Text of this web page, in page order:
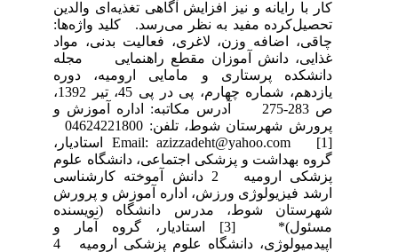
کار با رایانه و نیز افزایش آگاهی تغذیه‌ای والدین
تحصیل‌کرده مفید به نظر می‌رسد. کلید واژه‌ها:
چاقی، اضافه وزن، لاغری، فعالیت بدنی، مواد
غذایی، دانش آموزان مقطع راهنمایی مجله
دانشکده پرستاری و مامایی ارومیه، دوره
یازدهم، شماره چهارم، پی در پی 45، تیر 1392،
ص 283-275 آدرس مکاتبه: اداره آموزش و
پرورش شهرستان شوط، تلفن: 04624221800
Email: azizzadeht@yahoo.com [1] استادیار،
گروه بهداشت و پزشکی اجتماعی، دانشگاه علوم
پزشکی ارومیه 2 دانش آموخته کارشناسی
ارشد فیزیولوژی ورزش، اداره آموزش و پرورش
شهرستان شوط، مدرس دانشگاه (نویسنده
مسئول)* [3] استادیار، گروه آمار و